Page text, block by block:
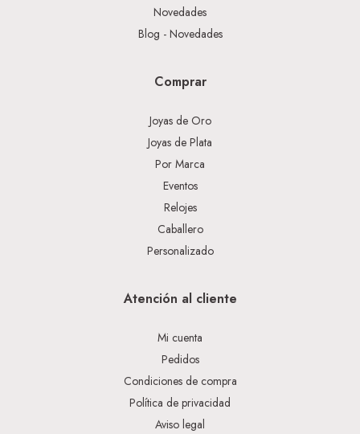
Novedades
Blog - Novedades
Comprar
Joyas de Oro
Joyas de Plata
Por Marca
Eventos
Relojes
Caballero
Personalizado
Atención al cliente
Mi cuenta
Pedidos
Condiciones de compra
Política de privacidad
Aviso legal